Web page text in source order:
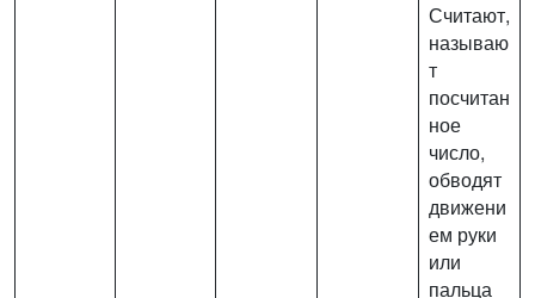
Считают,
называю
т
посчитан
ное
число,
обводят
движени
ем руки
или
пальца